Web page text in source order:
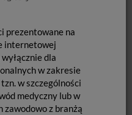
prezentowane na
internetowej
dla
w zakresie
w szczególności
medyczny lub w
zawodowo z branżą